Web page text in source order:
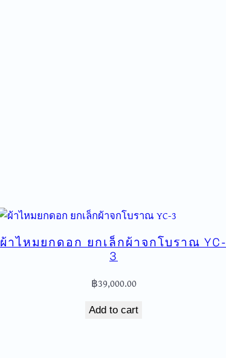
ผ้าไหมยกดอก ยกเล็กผ้าจกโบราณ YC-
3
฿39,000.00
Add to cart